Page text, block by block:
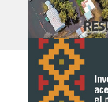
prácticas